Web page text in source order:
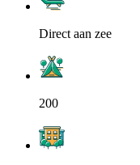
Direct aan zee
200